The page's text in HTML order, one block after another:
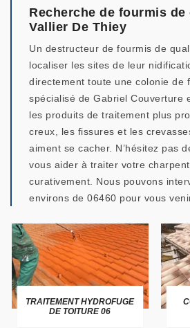
Recherche de fourmis
Vallier De Thiey
Un destructeur de fourmis de
localiser les sites de leur
directement toute une colonie de
spécialisé de Gabriel Couverture
les produits de traitement plus
creux, les fissures et les
aiment se cacher. N’hésitez pas
vous aider à traiter votre
curativement. Nous pouvons
environs de 06460 pour vous
TRAITEMENT HYDROFUGE
DE TOITURE 06